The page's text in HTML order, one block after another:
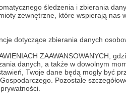
śledzenia i zbierania
zewnętrzne, które wspierają nas
dotyczące zbierania danych
ZAAWANSOWANYCH,
danych, a także w dowolnym
Twoje dane będą mogły być
Pozostałe
Chiny USA